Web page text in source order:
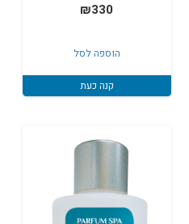
₪330
הוספה לסל
קנה כעת